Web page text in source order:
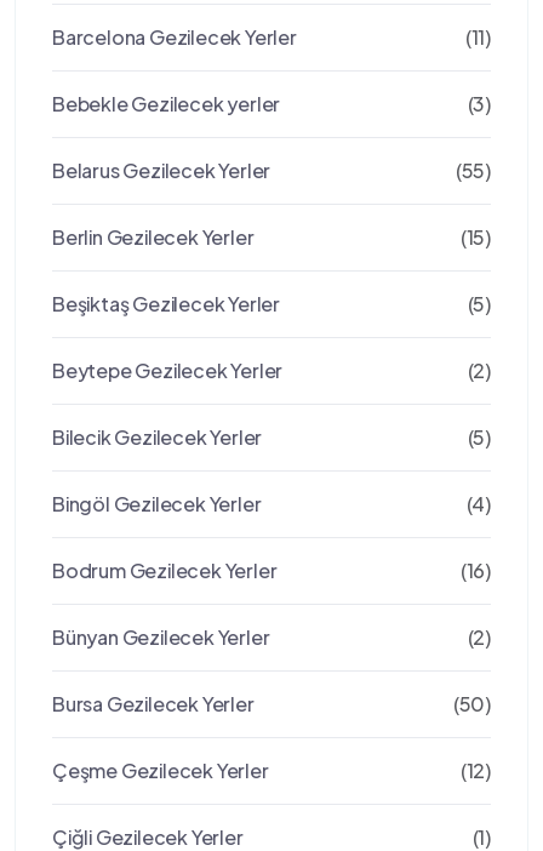
Barcelona Gezilecek Yerler (11)
Bebekle Gezilecek yerler (3)
Belarus Gezilecek Yerler (55)
Berlin Gezilecek Yerler (15)
Beşiktaş Gezilecek Yerler (5)
Beytepe Gezilecek Yerler (2)
Bilecik Gezilecek Yerler (5)
Bingöl Gezilecek Yerler (4)
Bodrum Gezilecek Yerler (16)
Bünyan Gezilecek Yerler (2)
Bursa Gezilecek Yerler (50)
Çeşme Gezilecek Yerler (12)
Çiğli Gezilecek Yerler (1)